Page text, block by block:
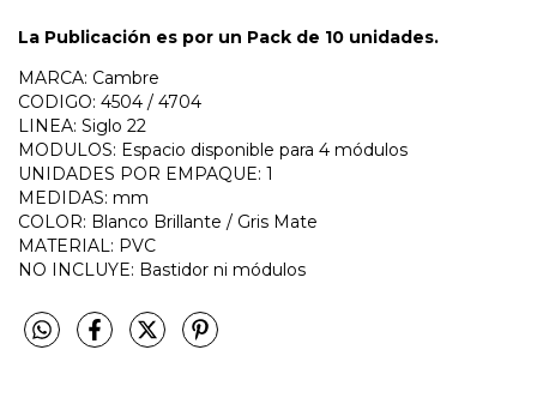
La Publicación es por un Pack de 10 unidades.
MARCA: Cambre
CODIGO: 4504 / 4704
LINEA: Siglo 22
MODULOS: Espacio disponible para 4 módulos
UNIDADES POR EMPAQUE: 1
MEDIDAS: mm
COLOR: Blanco Brillante / Gris Mate
MATERIAL: PVC
NO INCLUYE: Bastidor ni módulos